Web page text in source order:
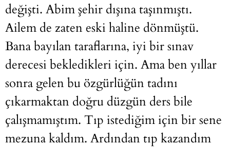
değişti. Abim şehir dışına taşınmıştı.
Ailem de zaten eski haline dönmüştü.
Bana bayılan taraflarına, iyi bir sınav
derecesi bekledikleri için. Ama ben yıllar
sonra gelen bu özgürlüğün tadını
çıkarmaktan doğru düzgün ders bile
çalışmamıştım. Tıp istediğim için bir sene
mezuna kaldım. Ardından tıp kazandım